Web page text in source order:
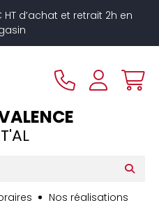
d’achat et retrait 2h en
Nos réalisations